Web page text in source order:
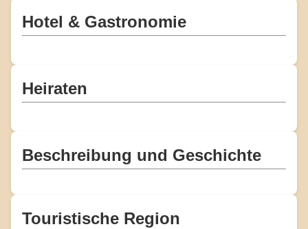
Hotel & Gastronomie
Heiraten
Beschreibung und Geschichte
Touristische Region